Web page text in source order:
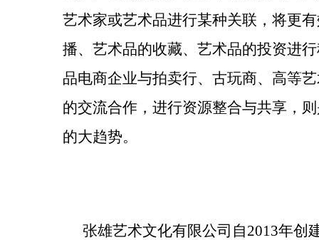
艺术家或艺术品进行某种关联，将更
播、艺术品的收藏、艺术品的投资进
品电商企业与拍卖行、古玩商、高等
的交流合作，进行资源整合与共享，
的大趋势。
张雄艺术文化有限公司自2013年创